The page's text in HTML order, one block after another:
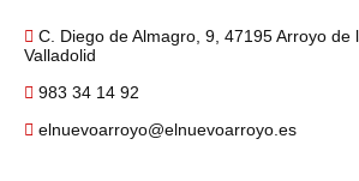
C. Diego de Almagro, 9, 47195 Arroyo de
Valladolid
983 34 14 92
elnuevoarroyo@elnuevoarroyo.es